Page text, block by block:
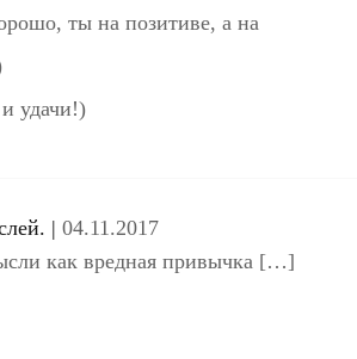
ты на позитиве, а на
удачи!)
| 04.11.2017
как вредная привычка […]